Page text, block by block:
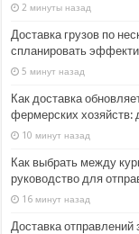
2 минуты назад
Доставка грузов по
спланировать
5 минут назад
Как доставка
фермерских хозяйств:
10 минут назад
Как выбрать между
руководство для
16 минут назад
Доставка отправлений